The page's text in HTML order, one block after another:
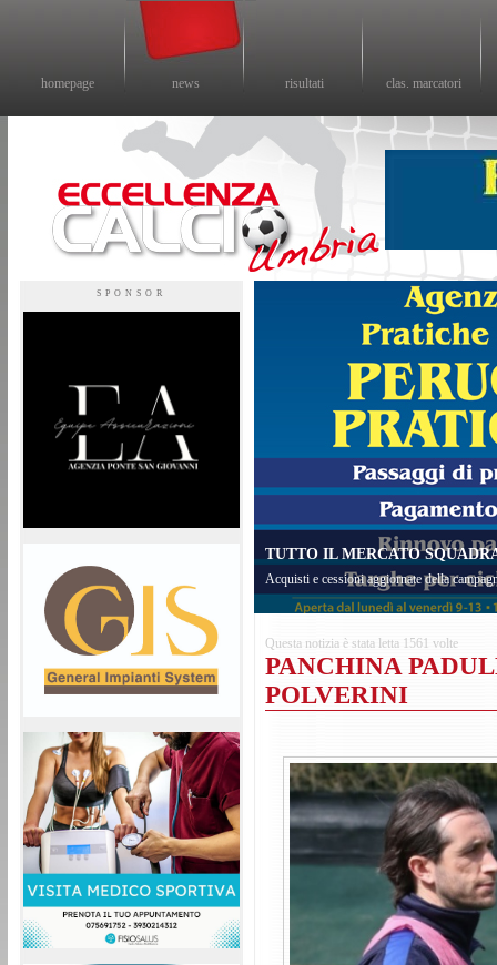
homepage news risultati clas. marcatori
SPONSOR
TUTTO IL MERCATO
Acquisti e cessioni aggiornate della
Questa notizia è stata letta 1561 volte
PANCHINA
POLVERINI